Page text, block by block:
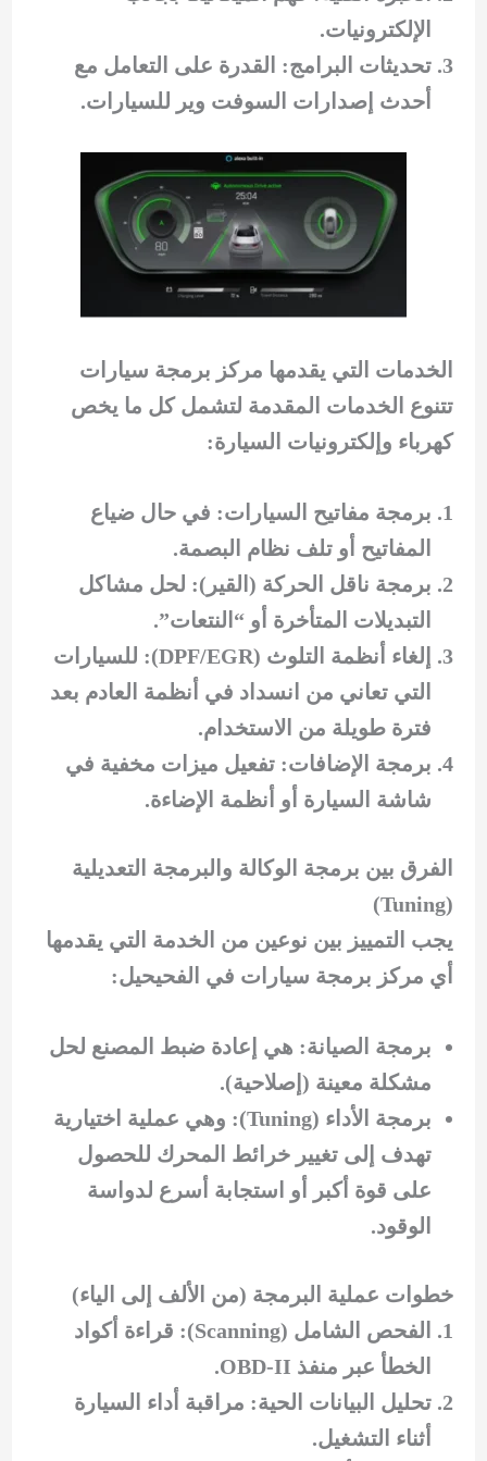
الإلكترونيات.
تحديثات البرامج: القدرة على التعامل مع
أحدث إصدارات السوفت وير للسيارات.
الخدمات التي يقدمها مركز برمجة سيارات
تتنوع الخدمات المقدمة لتشمل كل ما يخص
كهرباء وإلكترونيات السيارة:
برمجة مفاتيح السيارات: في حال ضياع
المفاتيح أو تلف نظام البصمة.
برمجة ناقل الحركة (القير): لحل مشاكل
التبديلات المتأخرة أو “النتعات”.
إلغاء أنظمة التلوث (DPF/EGR): للسيارات
التي تعاني من انسداد في أنظمة العادم بعد
فترة طويلة من الاستخدام.
برمجة الإضافات: تفعيل ميزات مخفية في
شاشة السيارة أو أنظمة الإضاءة.
الفرق بين برمجة الوكالة والبرمجة التعديلية
(Tuning)
يجب التمييز بين نوعين من الخدمة التي يقدمها
أي مركز برمجة سيارات في الفحيحيل:
برمجة الصيانة: هي إعادة ضبط المصنع لحل
مشكلة معينة (إصلاحية).
برمجة الأداء (Tuning): وهي عملية اختيارية
تهدف إلى تغيير خرائط المحرك للحصول
على قوة أكبر أو استجابة أسرع لدواسة
الوقود.
خطوات عملية البرمجة (من الألف إلى الياء)
الفحص الشامل (Scanning): قراءة أكواد
الخطأ عبر منفذ OBD-II.
تحليل البيانات الحية: مراقبة أداء السيارة
أثناء التشغيل.